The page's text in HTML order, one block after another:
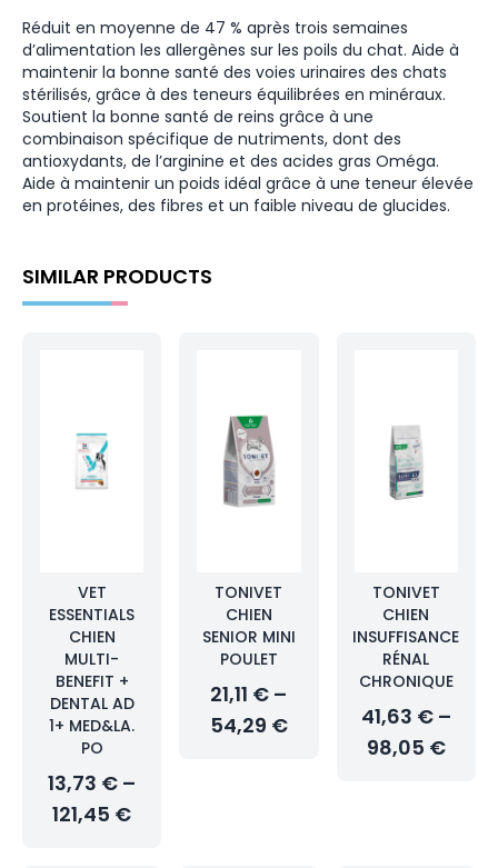
Réduit en moyenne de 47 % après trois semaines
d’alimentation les allergènes sur les poils du chat. Aide à
maintenir la bonne santé des voies urinaires des chats
stérilisés, grâce à des teneurs équilibrées en minéraux.
Soutient la bonne santé de reins grâce à une
combinaison spécifique de nutriments, dont des
antioxydants, de l’arginine et des acides gras Oméga.
Aide à maintenir un poids idéal grâce à une teneur élevée
en protéines, des fibres et un faible niveau de glucides.
SIMILAR PRODUCTS
VET
ESSENTIALS
CHIEN
MULTI-
BENEFIT +
DENTAL AD
1+ MED&LA.
PO
13,73 € –
121,45 €
TONIVET
CHIEN
SENIOR MINI
POULET
21,11 € –
54,29 €
TONIVET
CHIEN
INSUFFISANCE
RÉNAL
CHRONIQUE
41,63 € –
98,05 €